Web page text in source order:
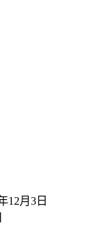
12月3日